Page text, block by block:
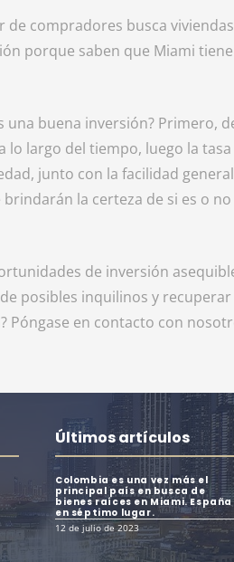
de compradores busca
porque saben que Miami
una buena inversión? Primero,
lo largo del tiempo, luego la
junto con la facilidad
la certeza de si es o
de inversión
posibles inquilinos y
Póngase en contacto con
Últimos artículos
Colombia es una vez más el
principal país en busca de
bienes raíces en Miami. España
en séptimo lugar.
12 de julio de 2023